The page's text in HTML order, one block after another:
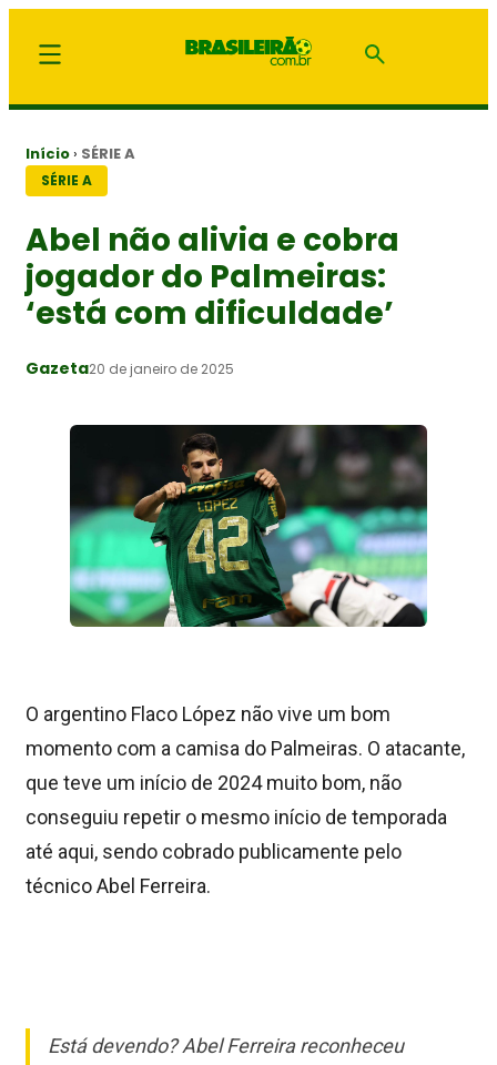
Início › SÉRIE A
SÉRIE A
Abel não alivia e cobra
jogador do Palmeiras:
‘está com dificuldade’
Gazeta20 de janeiro de 2025
O argentino Flaco López não vive um bom
momento com a camisa do Palmeiras. O atacante,
que teve um início de 2024 muito bom, não
conseguiu repetir o mesmo início de temporada
até aqui, sendo cobrado publicamente pelo
técnico Abel Ferreira.
Está devendo? Abel Ferreira reconheceu